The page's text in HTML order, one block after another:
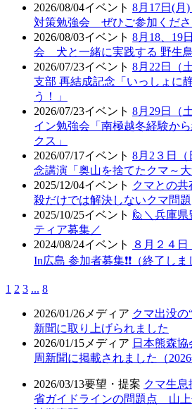
2026/08/04イベント 8月17日(
対策勉強会 ぜひご参加くだ
2026/08/03イベント 8月18、19
会 犬と一緒に実践する 野生
2026/07/23イベント 8月22日（
支部 再結成記念「いっしょに
う！」
2026/07/23イベント 8月29日（
イン勉強会「南極越冬経験か
クス」
2026/07/17イベント 8月2３日
念講演「奥山を捨てたクマ～大
2025/12/04イベント クマとの
殺だけでは解決しないクマ問題
2025/10/25イベント 🙋＼兵庫県
ティア募集／
2024/08/24イベント
８月２４
In広島 参加者募集❗❗（終了しま
1 2 3 ... 8
2026/01/26 メディア クマ出没の
新聞に取り上げられました
2026/01/15 メディア 日本熊森
周新聞に掲載されました（2026
2026/03/13要望・提案 クマ生
省ガイドラインの問題点 山